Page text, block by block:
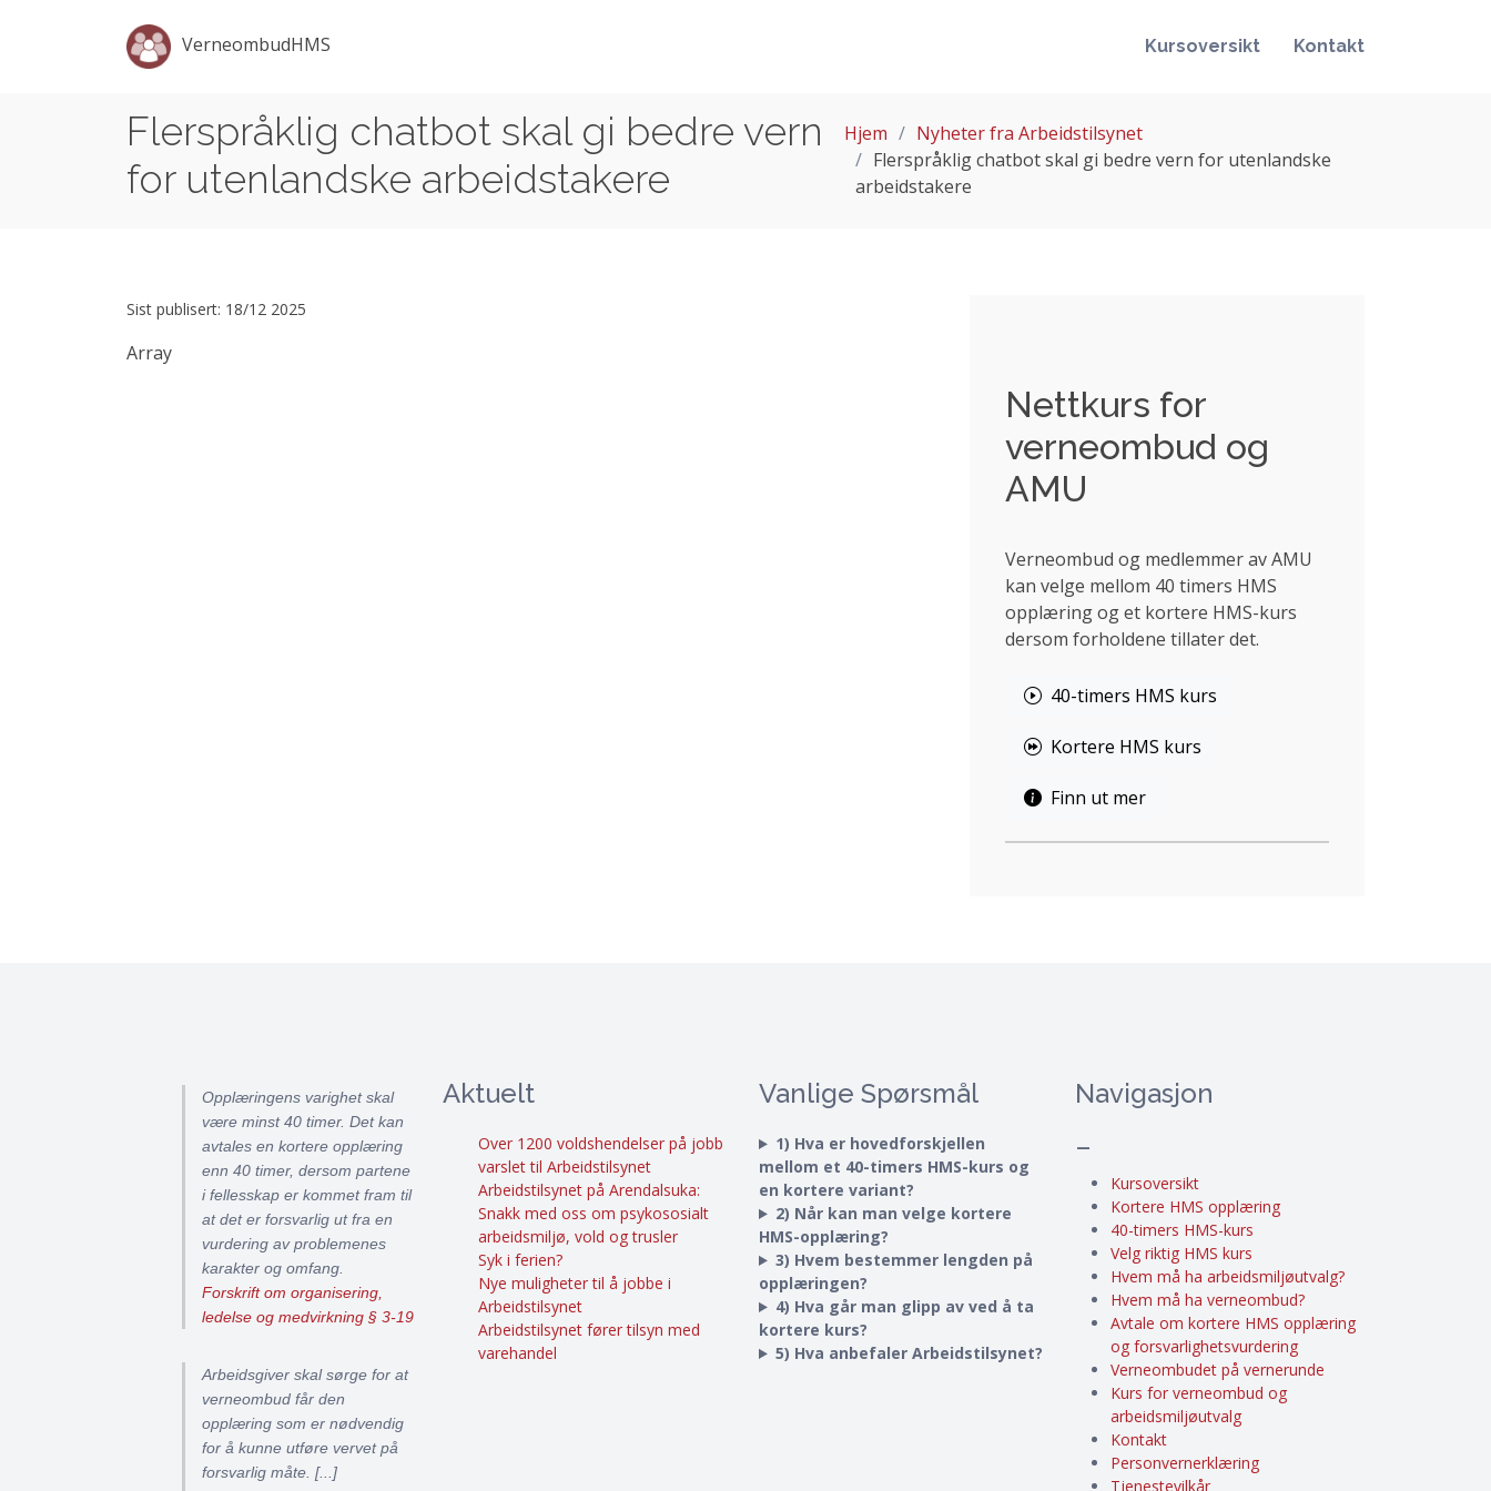
VerneombudHMS Kursoversikt Kontakt
Flerspråklig chatbot skal gi bedre vern
for utenlandske arbeidstakere
Hjem
Nyheter fra Arbeidstilsynet
Flerspråklig chatbot skal gi bedre vern for utenlandske
arbeidstakere
Sist publisert: 18/12 2025
Array
Nettkurs for
verneombud og
AMU
Verneombud og medlemmer av AMU
kan velge mellom 40 timers HMS
opplæring og et kortere HMS-kurs
dersom forholdene tillater det.
40-timers HMS kurs
Kortere HMS kurs
Finn ut mer
Opplæringens varighet skal
være minst 40 timer. Det kan
avtales en kortere opplæring
enn 40 timer, dersom partene
i fellesskap er kommet fram til
at det er forsvarlig ut fra en
vurdering av problemenes
karakter og omfang.
Forskrift om organisering,
ledelse og medvirkning § 3-19
Arbeidsgiver skal sørge for at
verneombud får den
opplæring som er nødvendig
for å kunne utføre vervet på
forsvarlig måte. [...]
Aktuelt
Over 1200 voldshendelser på jobb
varslet til Arbeidstilsynet
Arbeidstilsynet på Arendalsuka:
Snakk med oss om psykososialt
arbeidsmiljø, vold og trusler
Syk i ferien?
Nye muligheter til å jobbe i
Arbeidstilsynet
Arbeidstilsynet fører tilsyn med
varehandel
Vanlige Spørsmål
1) Hva er hovedforskjellen
mellom et 40-timers HMS-kurs og
en kortere variant?
2) Når kan man velge kortere
HMS-opplæring?
3) Hvem bestemmer lengden på
opplæringen?
4) Hva går man glipp av ved å ta
kortere kurs?
5) Hva anbefaler Arbeidstilsynet?
Navigasjon
–
Kursoversikt
Kortere HMS opplæring
40-timers HMS-kurs
Velg riktig HMS kurs
Hvem må ha arbeidsmiljøutvalg?
Hvem må ha verneombud?
Avtale om kortere HMS opplæring
og forsvarlighetsvurdering
Verneombudet på vernerunde
Kurs for verneombud og
arbeidsmiljøutvalg
Kontakt
Personvernerklæring
Tjenestevilkår